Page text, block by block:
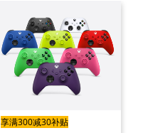
享满300减30补贴